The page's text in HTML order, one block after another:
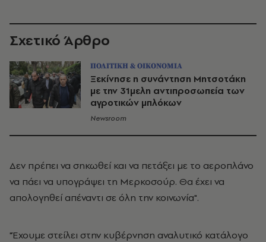
Σχετικό Άρθρο
ΠΟΛΙΤΙΚΗ & ΟΙΚΟΝΟΜΙΑ
Ξεκίνησε η συνάντηση Μητσοτάκη
με την 31μελη αντιπροσωπεία των
αγροτικών μπλόκων
Newsroom
Δεν πρέπει να σηκωθεί και να πετάξει με το αεροπλάνο
να πάει να υπογράψει τη Μερκοσούρ. Θα έχει να
απολογηθεί απέναντι σε όλη την κοινωνία".
"Έχουμε στείλει στην κυβέρνηση αναλυτικό κατάλογο